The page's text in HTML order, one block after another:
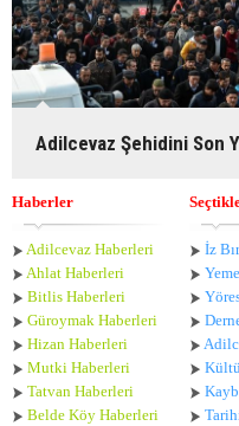
Adilcevaz Şehidini Son
Haberler
Adilcevaz Haberleri
Ahlat Haberleri
Bitlis Haberleri
Güroymak Haberleri
Hizan Haberleri
Mutki Haberleri
Tatvan Haberleri
Belde Köy Haberleri
İz